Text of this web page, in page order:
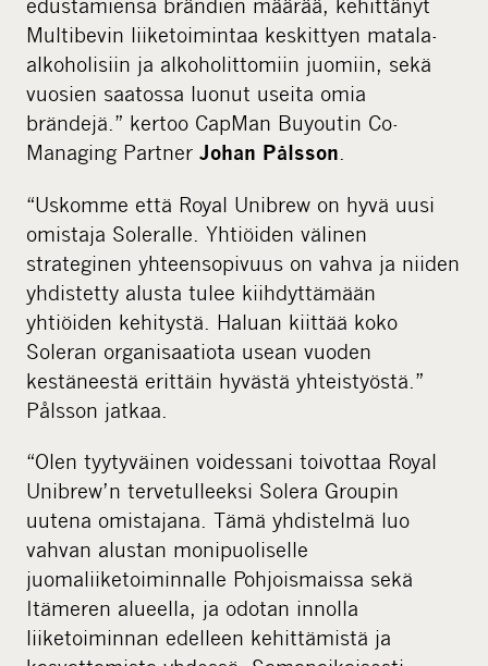
Multibevin liiketoimintaa keskittyen matala-
alkoholisiin ja alkoholittomiin juomiin, sekä
vuosien saatossa luonut useita omia
brändejä.” kertoo CapMan Buyoutin Co-
Managing Partner Johan Pålsson
“Uskomme että Royal Unibrew on hyvä uusi
omistaja Soleralle. Yhtiöiden välinen
strateginen yhteensopivuus on vahva ja niiden
yhdistetty alusta tulee kiihdyttämään
yhtiöiden kehitystä. Haluan kiittää koko
Soleran organisaatiota usean vuoden
kestäneestä erittäin hyvästä yhteistyöstä.”
Pålsson jatkaa.
“Olen tyytyväinen voidessani toivottaa Royal
Unibrew’n tervetulleeksi Solera Groupin
uutena omistajana. Tämä yhdistelmä luo
vahvan alustan monipuoliselle
juomaliiketoiminnalle Pohjoismaissa sekä
Itämeren alueella, ja odotan innolla
liiketoiminnan edelleen kehittämistä ja